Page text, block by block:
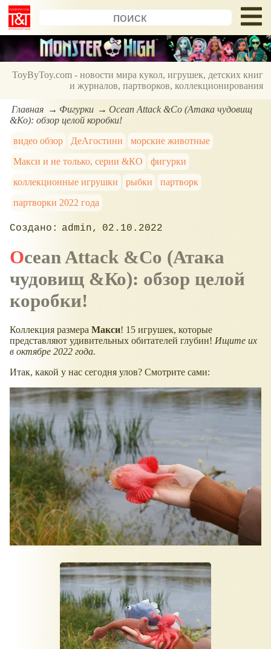
ToyByToy.com - новости мира кукол, игрушек, детских книг
и журналов, партворков, коллекционирования
Главная Фигурки
Ocean Attack &Co (Атака чудовищ
&Ко): обзор целой коробки!
видео обзор
ДеАгостини
морские животные
Макси и не только, серии &КО
фигурки
коллекционные игрушки
рыбки
партворк
партворки 2022 года
admin 02.10.2022
Ocean Attack &Co (Атака
чудовищ &Ко): обзор целой
коробки!
Коллекция размера Макси! 15 игрушек, которые
представляют удивительных обитателей глубин! Ищите их
в октябре 2022 года.
Итак, какой у нас сегодня улов? Смотрите сами: